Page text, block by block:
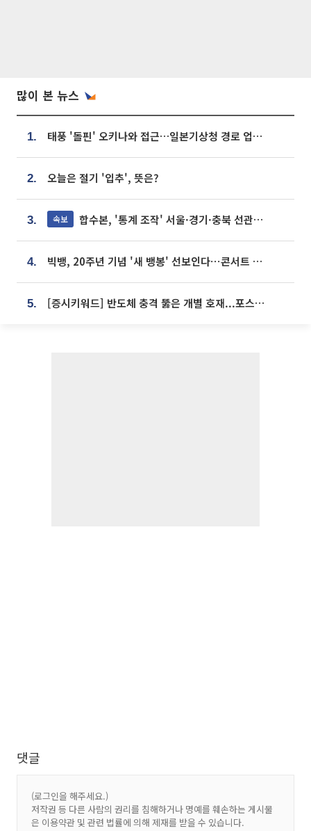
많이 본 뉴스
1. 태풍 '돌핀' 오키나와 접근…일본기상청 경로 업데이트
2. 오늘은 절기 '입추', 뜻은?
3. 속보 합수본, '통계 조작' 서울·경기·충북 선관위 등 추가 압수수색
4. 빅뱅, 20주년 기념 '새 뱅봉' 선보인다⋯콘서트 앞두고 팝업 개최
5. [증시키워드] 반도체 충격 뚫은 개별 호재...포스코퓨처엠·에코프로·한화솔루션 '눈길'
댓글